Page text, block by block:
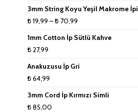
Ponpon Makinesi
Makrome Tarak
Tığlar ve Şişler
₺ 19,99
₺ 70,99
3mm String Koyu Yeşil Makrome İpi
₺19,99 –₺70,99Fiyat
₺ 70,99
1mm Cotton İp Sütlü Kahve
₺27,99
Anakuzusu İp Gri
₺64,99
3mm Cord İp Kırmızı Simli
₺85,00